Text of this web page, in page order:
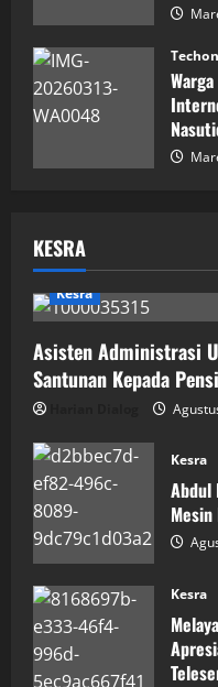
KESRA
Kesra
Asisten Administrasi
Santunan Kepada
Kesra
Abdul
Kesra